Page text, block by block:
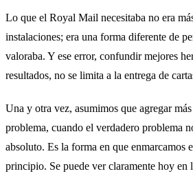
Lo que el Royal Mail necesitaba no era
instalaciones; era una forma diferente de
valoraba. Y ese error, confundir mejores
resultados, no se limita a la entrega de
Una y otra vez, asumimos que agregar
problema, cuando el verdadero problema
absoluto. Es la forma en que enmarcamos
principio. Se puede ver claramente hoy en